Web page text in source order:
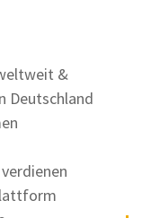
&
Deutschland